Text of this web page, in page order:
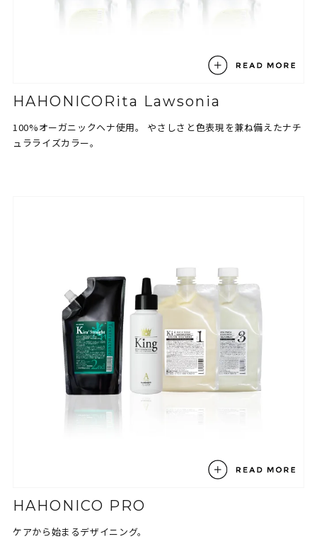
HAHONICORita Lawsonia
100%オーガニックヘナ使用。
やさしさと色表現を兼ね備えたナチ
ュラライズカラー。
HAHONICO PRO
ケアから始まるデザイニング。